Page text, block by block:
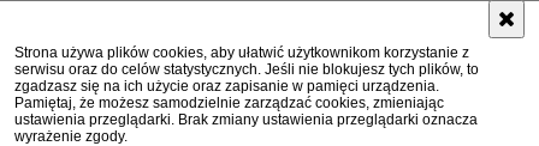
Strona używa plików cookies, aby ułatwić użytkownikom korzystanie z
serwisu oraz do celów statystycznych. Jeśli nie blokujesz tych plików, to
zgadzasz się na ich użycie oraz zapisanie w pamięci urządzenia.
Pamiętaj, że możesz samodzielnie zarządzać cookies, zmieniając
ustawienia przeglądarki. Brak zmiany ustawienia przeglądarki oznacza
wyrażenie zgody.